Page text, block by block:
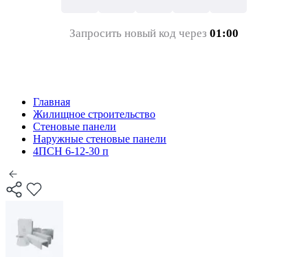
Запросить новый код через 01:00
Главная
Жилищное строительство
Стеновые панели
Наружные стеновые панели
4ПСН 6-12-30 п